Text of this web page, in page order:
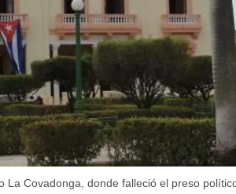
La Covadonga, donde falleció el preso